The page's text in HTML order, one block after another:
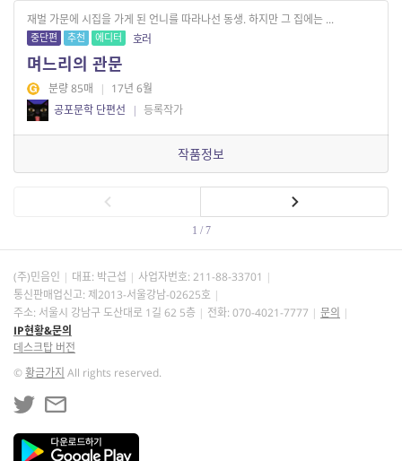
재벌 가문에 시집을 가게 된 언니를 따라나선 동생. 하지만 그 집에는 ...
중단편 추천 에디터 호러
며느리의 관문
분량 85매 | 17년 6월
공포문학 단편선
| 등록작가
작품정보
1 / 7
(주)민음인 대표: 박근섭 사업자번호: 211-88-33701
통신판매업신고: 제2013-서울강남-02625호
주소: 서울시 강남구 도산대로 1길 62 5층
전화: 070-4021-7777
문의
IP현황&문의
데스크탑 버전
©황금가지 All rights reserved.